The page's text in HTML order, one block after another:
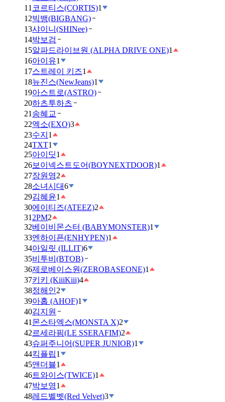
11 코르티스(CORTIS)1
12빅뱅(BIGBANG)
13샤이니(SHINee)
14박보검
15알파드라이브원 (ALPHA DRIVE ONE)1
16아이유1
17스트레이 키즈1
18뉴진스(NewJeans)1
19아스트로(ASTRO)
20하츠투하츠
21 송혜교
22엑소(EXO)3
23수지 1
24TXT1
25아이딧1
26보이넥스트도어(BOYNEXTDOOR)1
27장원영2
28소녀시대6
29김혜윤1
30에이티즈(ATEEZ)2
31 2PM2
32베이비몬스터 (BABYMONSTER)1
33엔하이픈(ENHYPEN)1
34아일릿 (ILLIT)6
35비투비(BTOB)
36제로베이스원(ZEROBASEONE)1
37키키 (KiiiKiii)4
38정해인2
39아홉 (AHOF)1
40김지원
41 몬스타엑스(MONSTA X)2
42르세라핌(LE SSERAFIM)2
43슈퍼주니어(SUPER JUNIOR)1
44킥플립1
45앤더블1
46트와이스(TWICE)1
47박보영1
48레드벨벳(Red Velvet)3